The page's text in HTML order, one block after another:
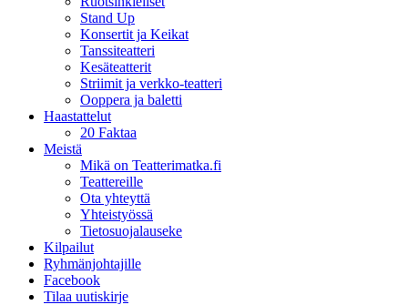
Stand Up
Konsertit ja Keikat
Tanssiteatteri
Kesäteatterit
Striimit ja verkko-teatteri
Ooppera ja baletti
Haastattelut
20 Faktaa
Meistä
Mikä on Teatterimatka.fi
Teattereille
Ota yhteyttä
Yhteistyössä
Tietosuojalauseke
Kilpailut
Ryhmänjohtajille
Facebook
Tilaa uutiskirje